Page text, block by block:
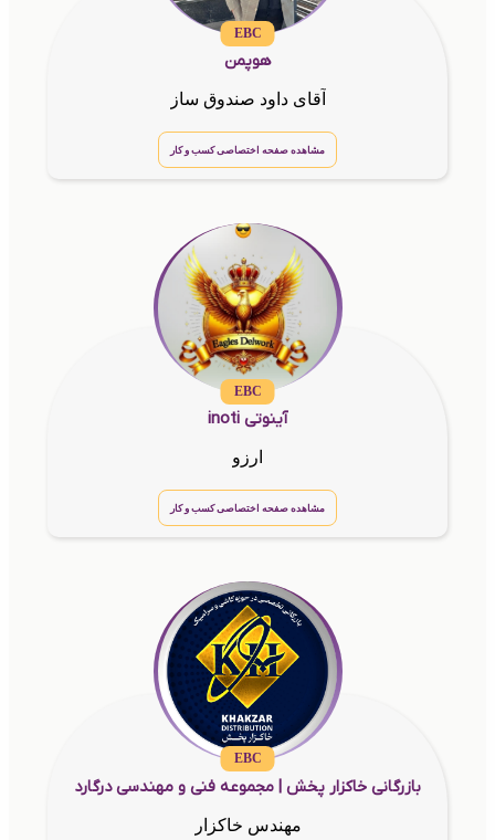
EBC
هوپمن
آقای داود صندوق ساز
مشاهده صفحه اختصاصی کسب و کار
EBC
آینوتی inoti
ارزو
مشاهده صفحه اختصاصی کسب و کار
EBC
بازرگانی خاکزار پخش | مجموعه فنی و مهندسی درگارد
مهندس خاکزار